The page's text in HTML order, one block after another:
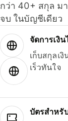
กว่า 40+ สกุล ม
จบ ในบัญชีเดียว
จัดการเงิ
เก็บสกุลเ
เร็วทันใจ
บัตรสำหรั